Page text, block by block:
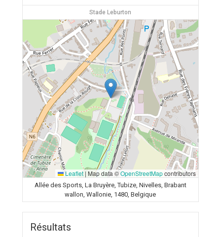
Stade Leburton
Leaflet | Map data ©OpenStreetMapcontributors
Allée des Sports, La Bruyère, Tubize, Nivelles, Brabant
wallon, Wallonie, 1480, Belgique
Résultats